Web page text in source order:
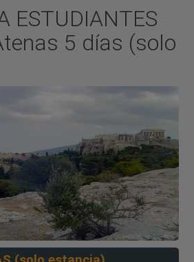
ESTUDIANTES
5 días (solo